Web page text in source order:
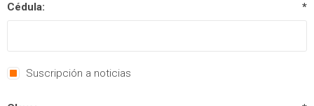
Cédula: *
Suscripción a noticias